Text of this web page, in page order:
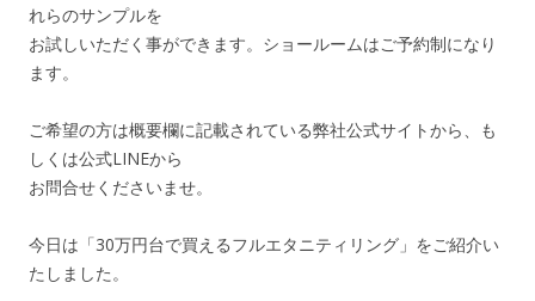
れらのサンプルを
お試しいただく事ができます。ショールームはご予約制になり
ます。
ご希望の方は概要欄に記載されている弊社公式サイトから、も
しくは公式LINEから
お問合せくださいませ。
今日は「30万円台で買えるフルエタニティリング」をご紹介い
たしました。